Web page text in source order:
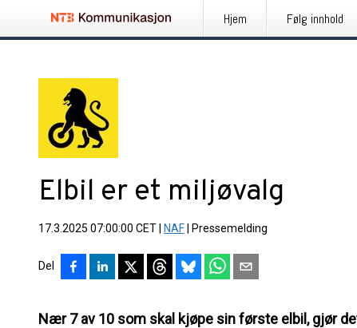
Hjem Følg innhold
Elbil er et miljøvalg
17.3.2025 07:00:00 CET NAF Pressemelding
Del
Nær 7 av 10 som skal kjøpe sin første elbil, gjør